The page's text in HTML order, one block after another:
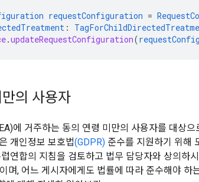
requestConfiguration =
:
.updateRequestConfiguration(
의 사용자
에 거주하는 동의 연령 미만의 사용자를 대상
개인정보 보호법(GDPR) 준수를 지원하기 위해
연합의 지침을 검토하고 법무 담당자와 상의하
며, 어느 게시자에게도 법률에 따라 준수해야 하